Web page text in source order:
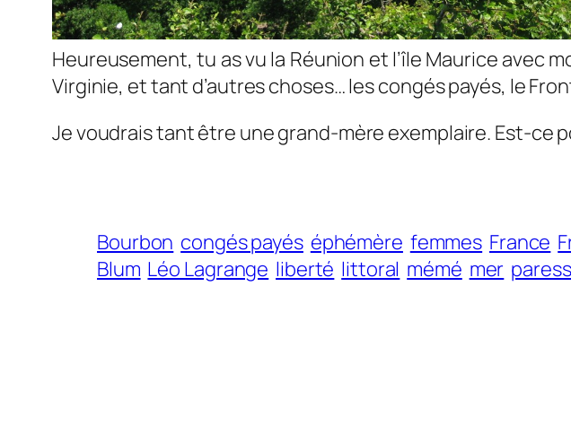
Heureusement, tu as vu la Réunion et l’île Maurice avec
Virginie, et tant d’autres choses… les congés payés, le
Je voudrais tant être une grand-mère exemplaire. Est-ce
Bourbon congés payés éphémère femmes France
Blum Léo Lagrange liberté littoral mémé mer